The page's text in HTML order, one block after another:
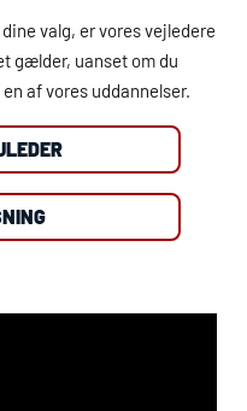
valg, er vores vejledere
gælder, uanset om du
af vores uddannelser.